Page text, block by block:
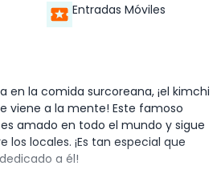
Entradas Móviles
en la comida surcoreana, ¡el kimchi
viene a la mente! Este famoso
amado en todo el mundo y sigue
locales. ¡Es tan especial que
a él!